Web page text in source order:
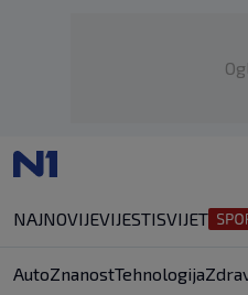
NAJNOVIJEVIJESTISVIJET
AutoZnanostTehnologija